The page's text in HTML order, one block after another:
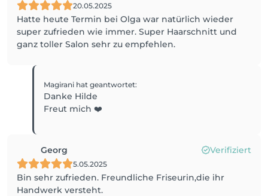
20.05.2025
Hatte heute Termin bei Olga war natürlich wieder
super zufrieden wie immer. Super Haarschnitt und
ganz toller Salon sehr zu empfehlen.
Magirani hat geantwortet:
Danke Hilde
Freut mich ❤️
Georg Verifiziert
5.05.2025
Bin sehr zufrieden. Freundliche Friseurin,die ihr
Handwerk versteht.